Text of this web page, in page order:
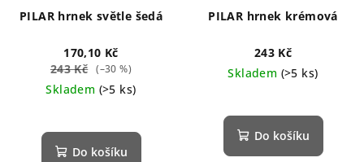
PILAR hrnek světle šedá
170,10 Kč
243 Kč (–30 %)
Skladem (>5 ks)
Do košíku
PILAR hrnek krémová
243 Kč
Skladem (>5 ks)
Do košíku